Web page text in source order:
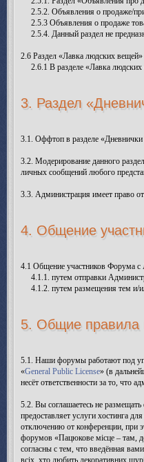
2.5.2. Объявления о продаже/
2.5.3 Объявления о продаже
2.5.4. Данный раздел не
2.6 Раздел «Лавка людских вещей»
2.6.1 В разделе «Лавка людских
3. Раздел
3.1. Оффтоп в разделе «Дневнички
3.2. Модерирование данного
личных сообщений любого
3.3. Администрация имеет право
4. Общение
4.1 Общение участников Форума с
4.1.1. путем отправки
4.1.2. путем размещения тем и/
5. Общие правила
5.1. Наши форумы работают под
«General Public License» (в
несёт ответственности за то, что
5.2. Вы соглашаетесь не
предоставляет услуги хостинга
отключению от конференции, при
форумов «Пацюкове місце – там,
согласны с тем, что введённая
всіх, хто любить декоративних